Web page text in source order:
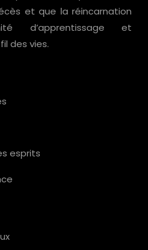
et que la réincarnation
d’apprentissage et
des vies.
esprits